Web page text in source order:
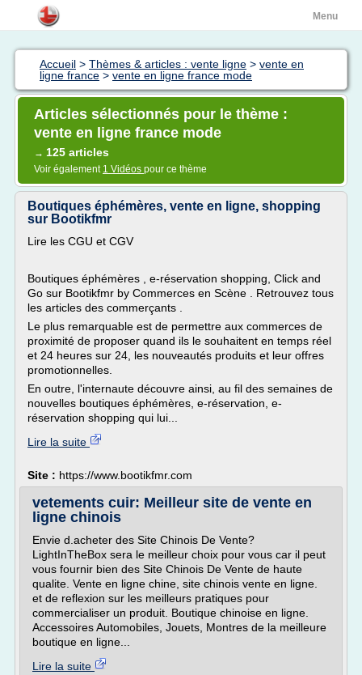
Menu
Accueil > Thèmes & articles : vente ligne > vente en
ligne france > vente en ligne france mode
Articles sélectionnés pour le thème :
vente en ligne france mode
→ 125 articles
Voir également 1 Vidéos pour ce thème
Boutiques éphémères, vente en ligne, shopping
sur Bootikfmr
Lire les CGU et CGV
Boutiques éphémères , e-réservation shopping, Click and
Go sur Bootikfmr by Commerces en Scène . Retrouvez tous
les articles des commerçants .
Le plus remarquable est de permettre aux commerces de
proximité de proposer quand ils le souhaitent en temps réel
et 24 heures sur 24, les nouveautés produits et leur offres
promotionnelles.
En outre, l'internaute découvre ainsi, au fil des semaines de
nouvelles boutiques éphémères, e-réservation, e-
réservation shopping qui lui...
Lire la suite
Site : https://www.bootikfmr.com
vetements cuir: Meilleur site de vente en
ligne chinois
Envie d.acheter des Site Chinois De Vente?
LightInTheBox sera le meilleur choix pour vous car il peut
vous fournir bien des Site Chinois De Vente de haute
qualite. Vente en ligne chine, site chinois vente en ligne.
et de reflexion sur les meilleurs pratiques pour
commercialiser un produit. Boutique chinoise en ligne.
Accessoires Automobiles, Jouets, Montres de la meilleure
boutique en ligne...
Lire la suite